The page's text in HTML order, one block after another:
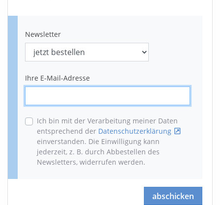
Newsletter
Ihre E-Mail-Adresse
Ich bin mit der Verarbeitung meiner Daten
entsprechend der Datenschutzerklärung
einverstanden. Die Einwilligung kann
jederzeit, z. B. durch Abbestellen des
Newsletters, widerrufen werden.
abschicken